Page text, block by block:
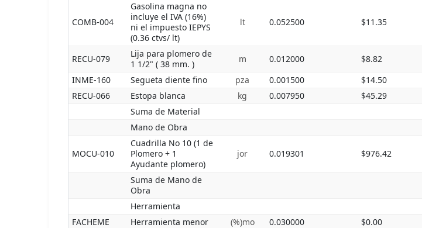
COMB-004
Gasolina magna no
incluye el IVA (16%)
ni el impuesto IEPYS
(0.36 ctvs/ lt)
lt 0.052500 $11.35
RECU-079
Lija para plomero de
1 1/2" ( 38 mm. )
m 0.012000 $8.82
INME-160
Segueta diente fino pza 0.001500 $14.50
RECU-066
Estopa blanca kg 0.007950 $45.29
Suma de Material
Mano de Obra
MOCU-010
Cuadrilla No 10 (1 de
Plomero + 1
Ayudante plomero)
jor 0.019301 $976.42
Suma de Mano de
Obra
Herramienta
FACHEME
Herramienta menor (%)mo 0.030000 $0.00